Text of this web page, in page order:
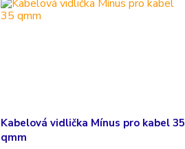
Kabelová vidlička Mínus pro kabel 35
qmm